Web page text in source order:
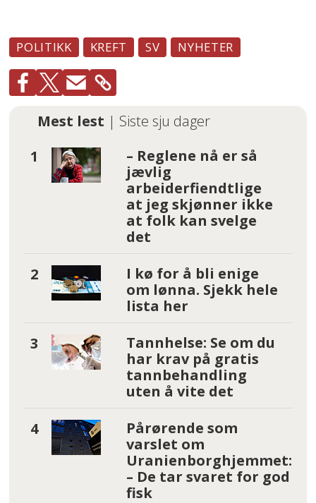
POLITIKK KREFT SV NYHETER
Mest lest | Siste sju dager
– Reglene nå er så
jævlig
arbeiderfiendtlige
at jeg skjønner ikke
at folk kan svelge
det
I kø for å bli enige
om lønna. Sjekk hele
lista her
Tannhelse: Se om du
har krav på gratis
tannbehandling
uten å vite det
Pårørende som
varslet om
Uranienborghjemmet:
– De tar svaret for god
fisk